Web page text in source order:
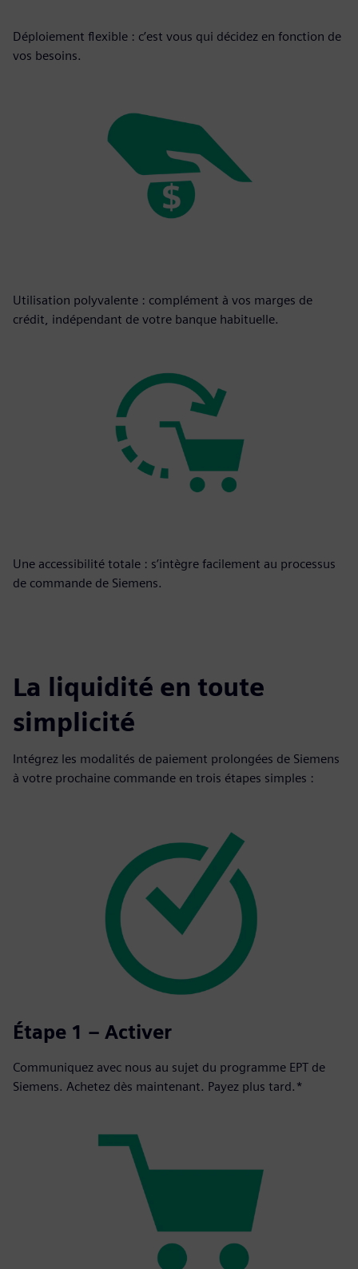
Déploiement flexible : c’est vous qui décidez en fonction de
vos besoins.
Utilisation polyvalente : complément à vos marges de
crédit, indépendant de votre banque habituelle.
Une accessibilité totale : s’intègre facilement au processus
de commande de Siemens.
La liquidité en toute
simplicité
Intégrez les modalités de paiement prolongées de Siemens
à votre prochaine commande en trois étapes simples :
Étape 1 – Activer
Communiquez avec nous au sujet du programme EPT de
Siemens. Achetez dès maintenant. Payez plus tard.*